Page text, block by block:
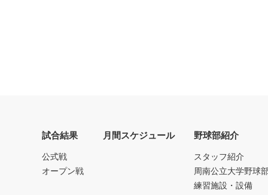
試合結果
公式戦
オープン戦
月間スケジュール 野球部紹介
スタッフ紹介
周南公立大学野球
練習施設・設備